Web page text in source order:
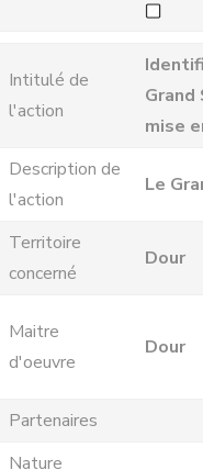
Intitulé de
l'action
mise
Description de
l'action
Le
Territoire
concerné
Dour
Maitre
d'oeuvre
Dour
Partenaires
Nature